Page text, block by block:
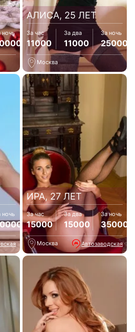
ночь
АЛИСА, 25 ЛЕТ
За час
11000
За два
11000
За ночь
25000
Москва
ночь
ИРА, 27 ЛЕТ
За час
15000
За два
15000
За ночь
35000
Москва Автозаводская